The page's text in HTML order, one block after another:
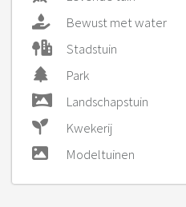
Bewust met water
Stadstuin
Park
Landschapstuin
Kwekerij
Modeltuinen